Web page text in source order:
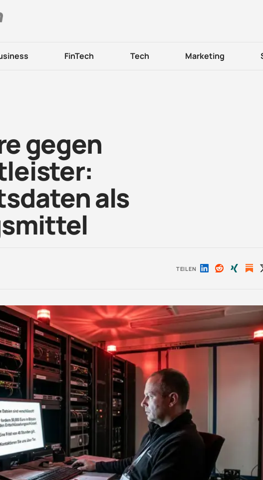
FinTech Tech Marketing
gegen
als
TEILEN Auf Auf Auf